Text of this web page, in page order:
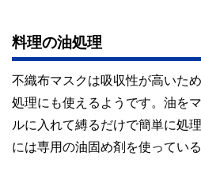
料理の油処理
不織布マスクは吸収性が高いた
処理にも使えるようです。油を
ルに入れて縛るだけで簡単に処
には専用の油固め剤を使ってい